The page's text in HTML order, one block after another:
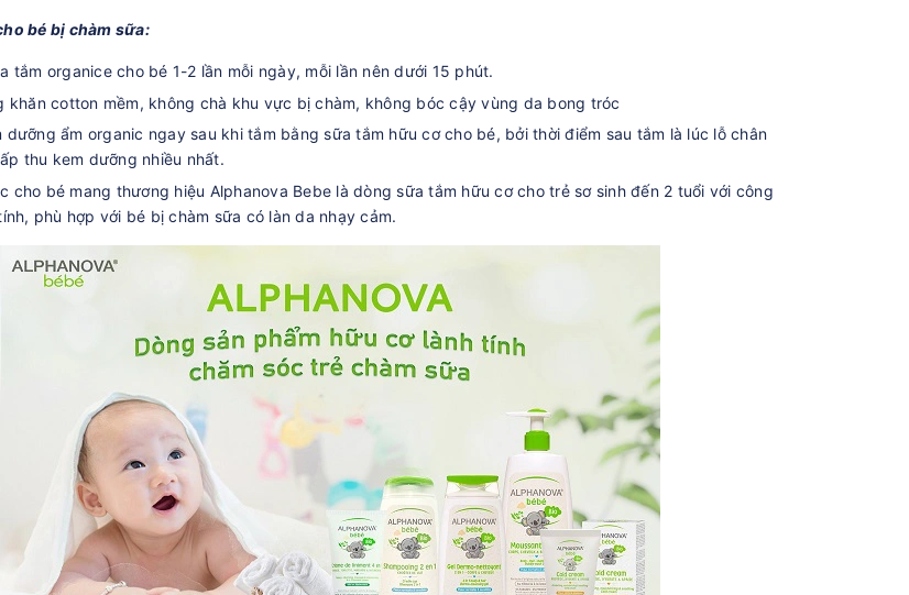
bé bị chàm sữa:
tắm organice cho bé 1-2 lần mỗi ngày, mỗi lần nên dưới 15 phút.
khăn cotton mềm, không chà khu vực bị chàm, không bóc cậy vùng da bong tróc
dưỡng ẩm organic ngay sau khi tắm bằng sữa tắm hữu cơ cho bé, bởi thời điểm sau tắm là lúc lỗ chân
thu kem dưỡng nhiều nhất.
cho bé mang thương hiệu Alphanova Bebe là dòng sữa tắm hữu cơ cho trẻ sơ sinh đến 2 tuổi với công
phù hợp với bé bị chàm sữa có làn da nhạy cảm.